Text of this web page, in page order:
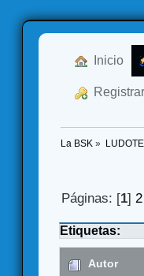
Inicio
La BSK »
Páginas: [1]2
Etiquetas:
Autor